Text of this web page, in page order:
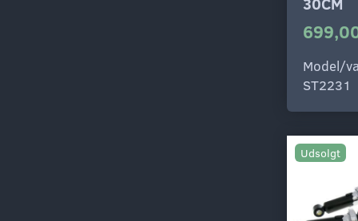
Model/
ST2231
Udsolgt